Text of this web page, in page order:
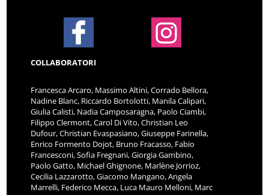
COLLABORATORI
Francesca Arcaro, Massimo Altini, Corrado Bellora,
Nadine Blanc, Riccardo Bortolotti, Manila Calipari,
Giulia Calisti, Nadia Camposaragna, Paolo Ciambi,
Filippo Clermont, Carol Di Vito, Christian Leo
Dufour, Christian Evaspasiano, Giuseppe Farinella,
Enrico Formento Dojot, Bruno Fracasso, Fabio
Francesconi, Sofia Fregnani, Giorgia Gambino,
Paolo Gatto, Michael Ghignone, Marlène Jorrioz,
Cecilia Lazzarotto, Giacomo Mangano, Angela
Marrelli, Federico Mecca, Luca Mauro Melloni, Marc